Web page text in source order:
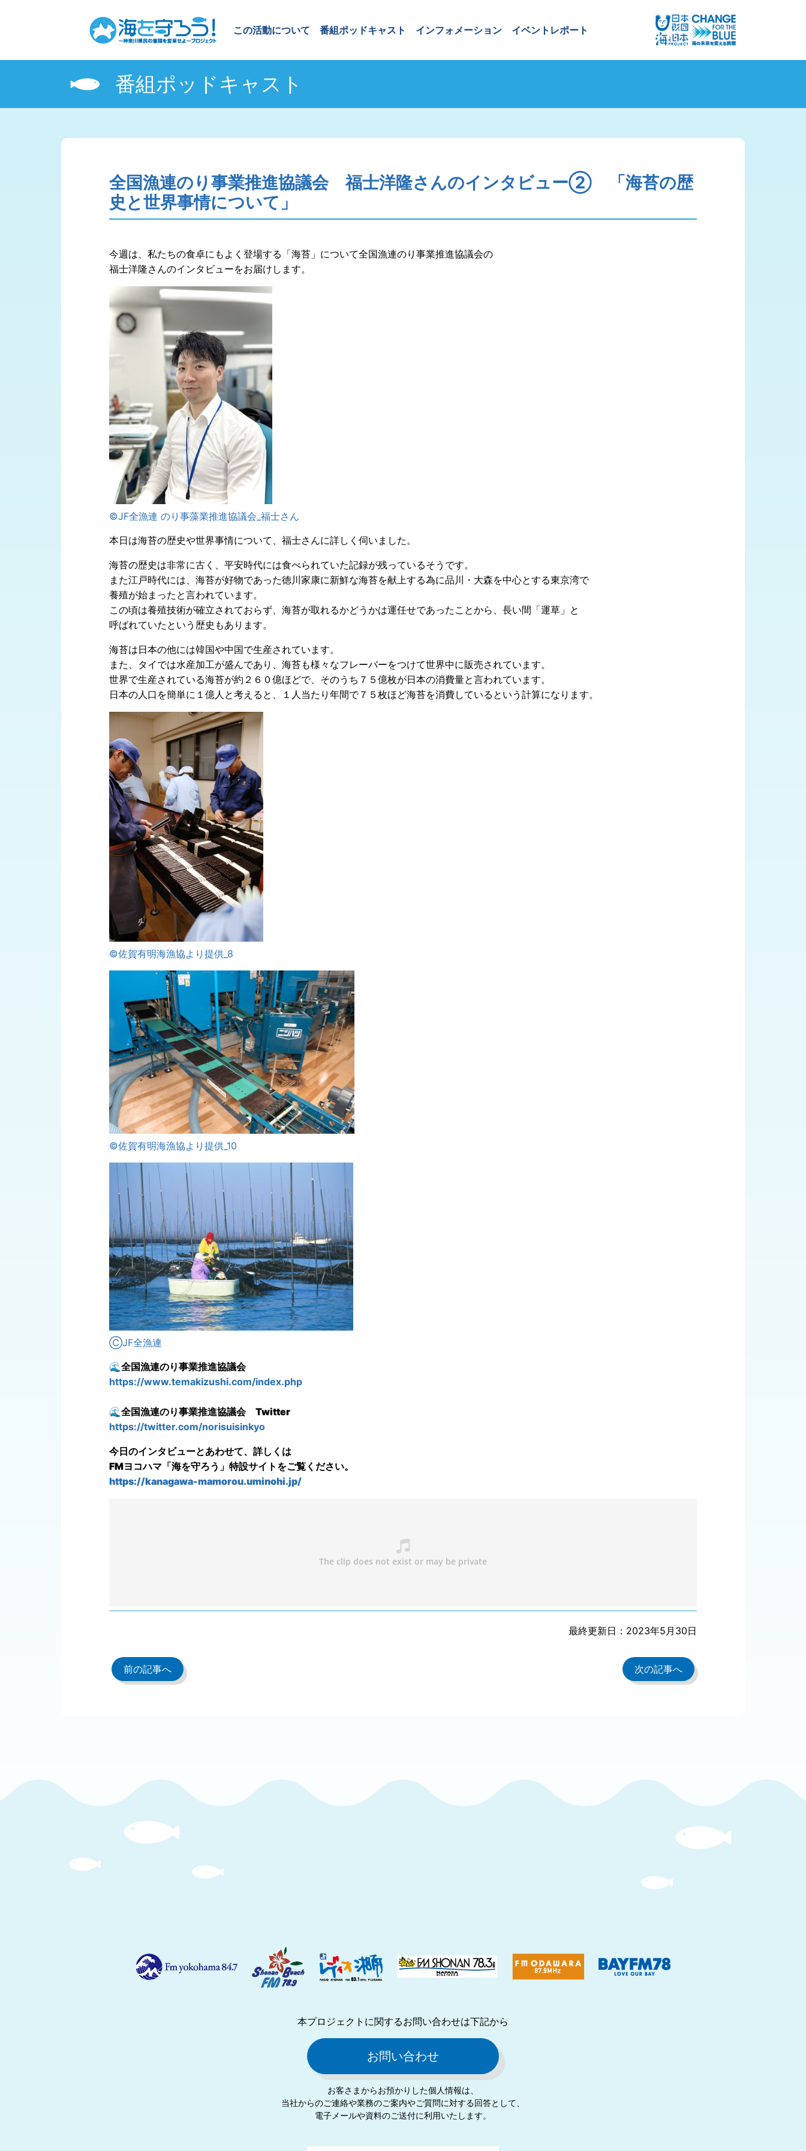
この活動について 番組ポッドキャスト インフォメーション イベントレポート
番組ポッドキャスト
全国漁連のり事業推進協議会 福士洋隆さんのインタビュー② 「海苔の歴
史と世界事情について」
今週は、私たちの食卓にもよく登場する「海苔」について全国漁連のり事業推進協議会の
福士洋隆さんのインタビューをお届けします。
©JF全漁連 のり事藻業推進協議会_福士さん
本日は海苔の歴史や世界事情について、福士さんに詳しく伺いました。
海苔の歴史は非常に古く、平安時代には食べられていた記録が残っているそうです。
また江戸時代には、海苔が好物であった徳川家康に新鮮な海苔を献上する為に品川・大森を中心とする東京湾で
養殖が始まったと言われています。
この頃は養殖技術が確立されておらず、海苔が取れるかどうかは運任せであったことから、長い間「運草」と
呼ばれていたという歴史もあります。
海苔は日本の他には韓国や中国で生産されています。
また、タイでは水産加工が盛んであり、海苔も様々なフレーバーをつけて世界中に販売されています。
世界で生産されている海苔が約２６０億ほどで、そのうち７５億枚が日本の消費量と言われています。
日本の人口を簡単に１億人と考えると、１人当たり年間で７５枚ほど海苔を消費しているという計算になります。
©佐賀有明海漁協より提供_8
©佐賀有明海漁協より提供_10
ⒸJF全漁連
🌊 全国漁連のり事業推進協議会
https://www.temakizushi.com/index.php
🌊 全国漁連のり事業推進協議会 Twitter
https://twitter.com/norisuisinkyo
今日のインタビューとあわせて、詳しくは
FMヨコハマ「海を守ろう」特設サイトをご覧ください。
https://kanagawa-mamorou.uminohi.jp/
最終更新日：2023年5月30日
前の記事へ 次の記事へ
本プロジェクトに関するお問い合わせは下記から
お問い合わせ
お客さまからお預かりした個⼈情報は、
当社からのご連絡や業務のご案内やご質問に対する回答として、
電⼦メールや資料のご送付に利⽤いたします。